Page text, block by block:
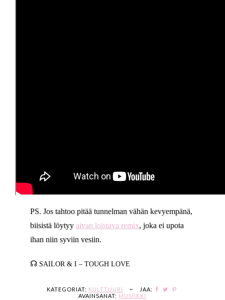
PS. Jos tahtoo pitää tunnelman vähän kevyempänä,
biisistä löytyy aivan loistava remix, joka ei upota
ihan niin syviin vesiin.
☊ SAILOR & I – TOUGH LOVE
KATEGORIAT: KULTTUURI ~
JAA:
AVAINSANAT: MUSIIKKI